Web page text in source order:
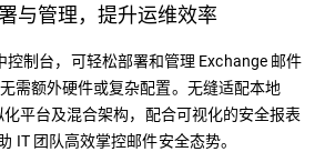
与管理，提升运维效率
控制台，可轻松部署和管理 Exchange 邮件
需额外硬件或复杂配置。无缝适配本地
平台及混合架构，配合可视化的安全报表
IT 团队高效掌控邮件安全态势。